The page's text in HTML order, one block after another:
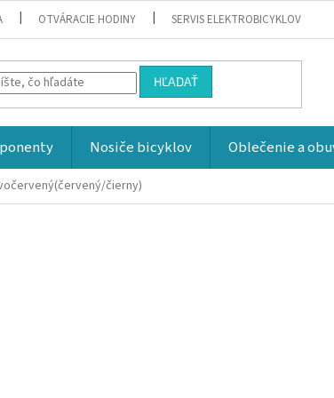
OTVÁRACIE HODINY SERVIS ELEKTROBICYKLOV
HĽADAŤ
Nosiče bicyklov Oblečenie a
čierny)